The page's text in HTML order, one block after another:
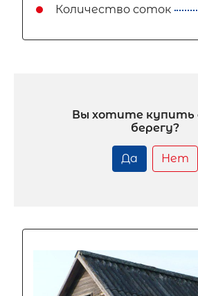
Количество соток
Вы хотите купить
берегу?
Да Нет